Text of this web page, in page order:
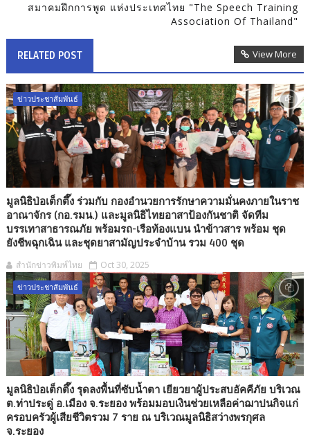
สมาคมฝึกการพูด แห่งประเทศไทย "The Speech Training
Association Of Thailand"
RELATED POST View More
ข่าวประชาสัมพันธ์
มูลนิธิป่อเต็กตึ๊ง ร่วมกับ กองอำนวยการรักษาความมั่นคงภายในราช
อาณาจักร (กอ.รมน.) และมูลนิธิไทยอาสาป้องกันชาติ จัดทีม
บรรเทาสาธารณภัย พร้อมรถ-เรือท้องแบน นำข้าวสาร พร้อม ชุด
ยังชีพฉุกเฉิน และชุดยาสามัญประจำบ้าน รวม 400 ชุด
สำนักข่าวพิมพ์ไทย Oct 30, 2025
ข่าวประชาสัมพันธ์
มูลนิธิป่อเต็กตึ๊ง รุดลงพื้นที่ซับน้ำตา เยียวยาผู้ประสบอัคคีภัย บริเวณ
ต.ท่าประดู่ อ.เมือง จ.ระยอง พร้อมมอบเงินช่วยเหลือค่าฌาปนกิจแก่
ครอบครัวผู้เสียชีวิตรวม 7 ราย ณ บริเวณมูลนิธิสว่างพรกุศล
จ.ระยอง